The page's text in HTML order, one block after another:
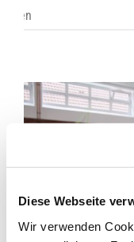
Diese Webseite
Wir verwenden